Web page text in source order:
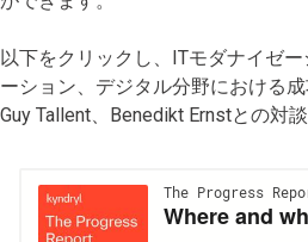
以下をクリックし、ITモダナイゼ
ーション、デジタル分野における成
Guy Tallent、Benedikt Ernstとの対